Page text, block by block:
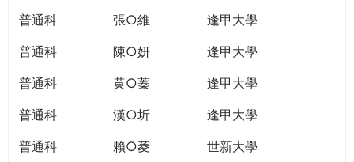
普通科
張○維
逢甲大學
普通科
陳○妍
逢甲大學
普通科
黄○蓁
逢甲大學
普通科
漢○圻
逢甲大學
普通科
賴○菱
世新大學